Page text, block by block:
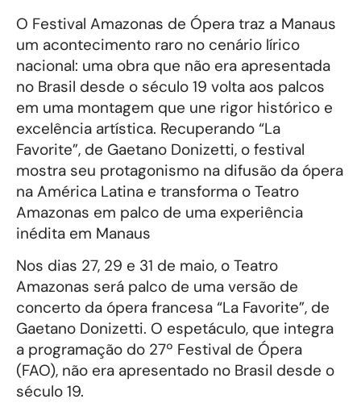
O Festival Amazonas de Ópera traz a Manaus
um acontecimento raro no cenário lírico
nacional: uma obra que não era apresentada
no Brasil desde o século 19 volta aos palcos
em uma montagem que une rigor histórico e
excelência artística. Recuperando “La
Favorite”, de Gaetano Donizetti, o festival
mostra seu protagonismo na difusão da ópera
na América Latina e transforma o Teatro
Amazonas em palco de uma experiência
inédita em Manaus
Nos dias 27, 29 e 31 de maio, o Teatro
Amazonas será palco de uma versão de
concerto da ópera francesa “La Favorite”, de
Gaetano Donizetti. O espetáculo, que integra
a programação do 27º Festival de Ópera
(FAO), não era apresentado no Brasil desde o
século 19.